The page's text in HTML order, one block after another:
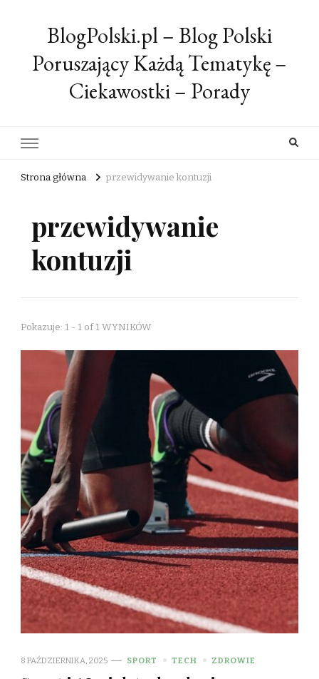
BlogPolski.pl – Blog Polski
Poruszający Każdą Tematykę –
Ciekawostki – Porady
Strona główna przewidywanie kontuzji
przewidywanie
kontuzji
Pokazuje: 1 - 1 of 1 WYNIKÓW
8 PAŹDZIERNIKA, 2025 SPORT TECH ZDROWIE